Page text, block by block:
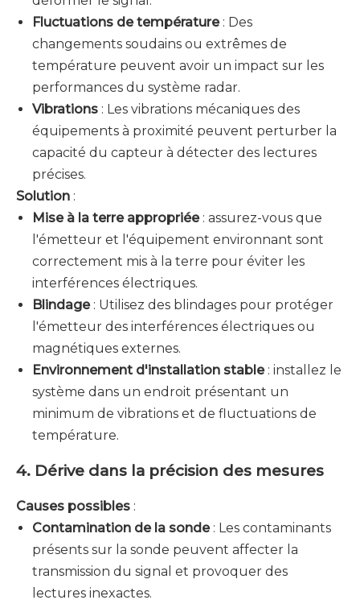
Fluctuations de température : Des
changements soudains ou extrêmes de
température peuvent avoir un impact sur les
performances du système radar.
Vibrations : Les vibrations mécaniques des
équipements à proximité peuvent perturber la
capacité du capteur à détecter des lectures
précises.
Solution :
Mise à la terre appropriée: assurez-vous que
l'émetteur et l'équipement environnant sont
correctement mis à la terre pour éviter les
interférences électriques.
Blindage : Utilisez des blindages pour protéger
l'émetteur des interférences électriques ou
magnétiques externes.
Environnement d'installation stable: installez le
système dans un endroit présentant un
minimum de vibrations et de fluctuations de
température.
4. Dérive dans la précision des mesures
Causes possibles :
Contamination de la sonde : Les contaminants
présents sur la sonde peuvent affecter la
transmission du signal et provoquer des
lectures inexactes.